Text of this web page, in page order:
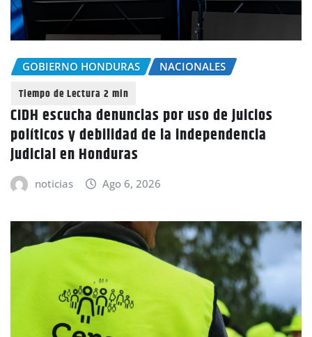
GOBIERNO HONDURAS NACIONALES
CIDH escucha denuncias por uso de juicios
políticos y debilidad de la independencia
judicial en Honduras
noticias Ago 6, 2026